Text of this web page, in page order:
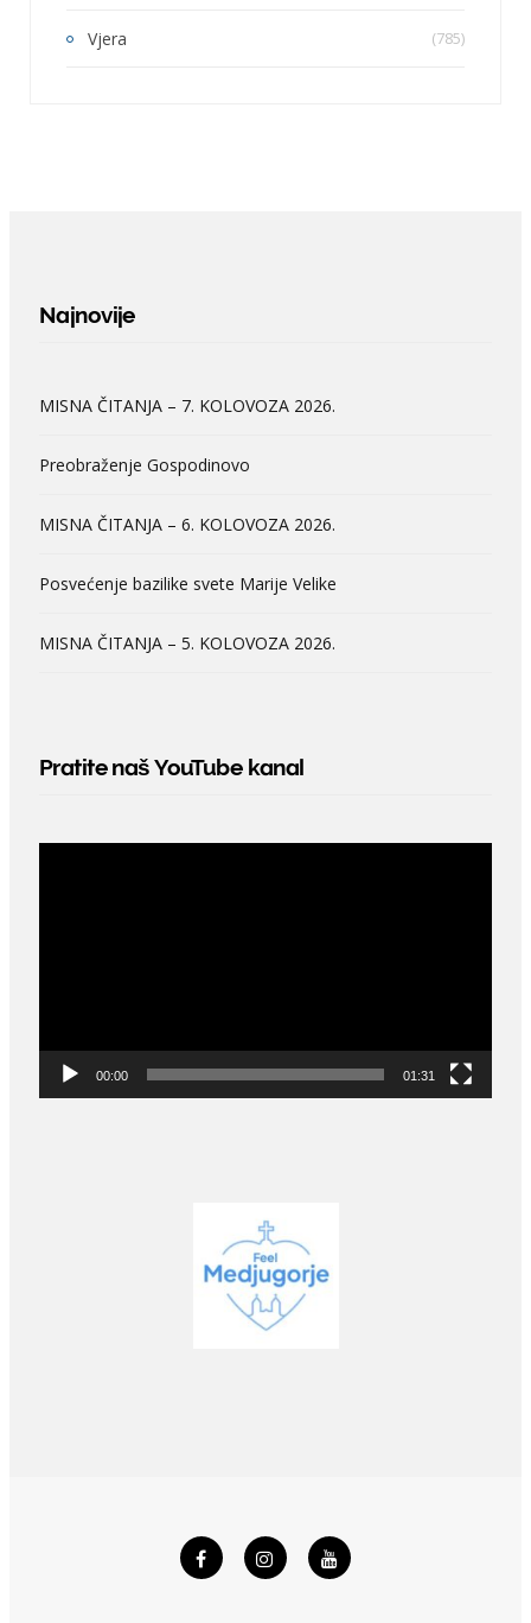
Vjera (785)
Najnovije
MISNA ČITANJA – 7. KOLOVOZA 2026.
Preobraženje Gospodinovo
MISNA ČITANJA – 6. KOLOVOZA 2026.
Posvećenje bazilike svete Marije Velike
MISNA ČITANJA – 5. KOLOVOZA 2026.
Pratite naš YouTube kanal
00:00 01:31